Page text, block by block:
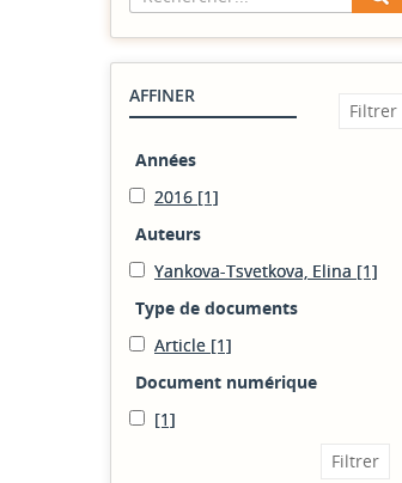
AFFINER
Années
2016 [1]
Auteurs
Yankova-Tsvetkova, Elina [1]
Type de documents
Article [1]
Document numérique
[1]